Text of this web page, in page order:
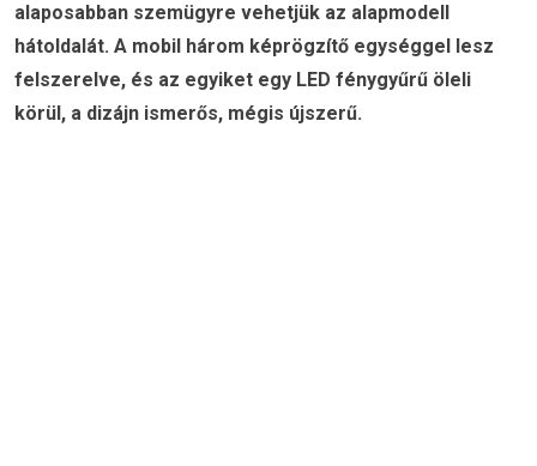
alaposabban szemügyre vehetjük az alapmodell
hátoldalát. A mobil három képrögzítő egységgel lesz
felszerelve, és az egyiket egy LED fénygyűrű öleli
körül, a dizájn ismerős, mégis újszerű.